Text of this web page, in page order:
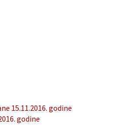
15.11.2016. godine
godine